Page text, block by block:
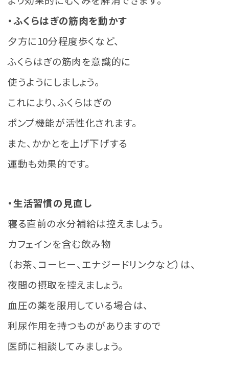
・ふくらはぎの筋肉を動かす
夕方に10分程度歩くなど、
ふくらはぎの筋肉を意識的に
使うようにしましょう。
これにより、ふくらはぎの
ポンプ機能が活性化されます。
また、かかとを上げ下げする
運動も効果的です。
・生活習慣の見直し
寝る直前の水分補給は控えましょう。
カフェインを含む飲み物
（お茶、コーヒー、エナジードリンクなど）は、
夜間の摂取を控えましょう。
血圧の薬を服用している場合は、
利尿作用を持つものがありますので
医師に相談してみましょう。